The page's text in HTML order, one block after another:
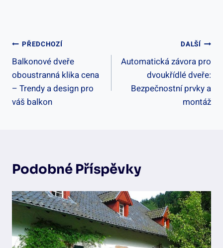
Navigace
Pro
Příspěvek
PŘEDCHOZÍ
Balkonové dveře
oboustranná klika cena
– Trendy a design pro
váš balkon
DALŠÍ
Automatická závora pro
dvoukřídlé dveře:
Bezpečnostní prvky a
montáž
Podobné Příspěvky